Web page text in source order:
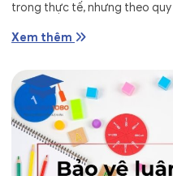
trong thực tế, nhưng theo quy
Xem thêm